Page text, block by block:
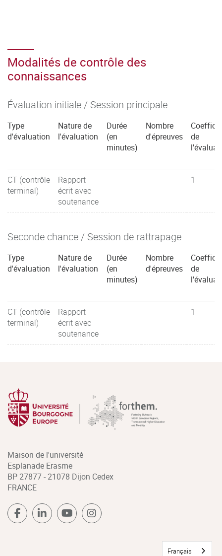
Modalités de contrôle des
connaissances
Évaluation initiale / Session principale
Type
d'évaluation
Nature de
l'évaluation
Durée
(en
minutes)
Nombre
d'épreuves
de
CT (contrôle
terminal)
Rapport
écrit avec
soutenance
1
Seconde chance / Session de rattrapage
Type
d'évaluation
Nature de
l'évaluation
Durée
(en
minutes)
Nombre
d'épreuves
de
CT (contrôle
terminal)
Rapport
écrit avec
soutenance
1
Maison de l'université
Esplanade Erasme
BP 27877 - 21078 Dijon Cedex
FRANCE
Français